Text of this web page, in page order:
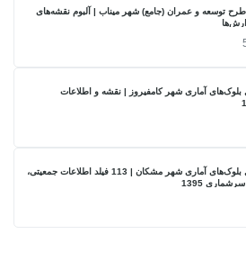
طرح توسعه و عمران (جامع) شهر میناب | آلبوم نقشه‌های
بلوک‌های آماری شهر کامفیروز | نقشه و اطلاعات
دانلود شیپ فایل بلوک‌های آماری شهر مشکان | 113 فیلد اطلاعات جمعیتی،
1395